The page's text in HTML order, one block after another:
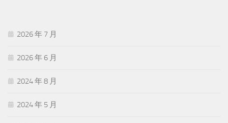
2026 年 7 月
2026 年 6 月
2024 年 8 月
2024 年 5 月